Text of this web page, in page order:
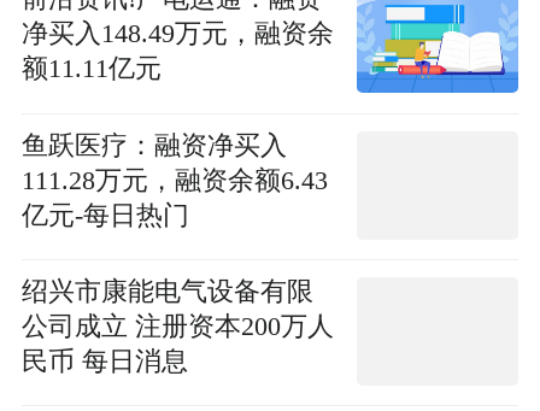
净买入148.49万元，融资余
额11.11亿元
鱼跃医疗：融资净买入
111.28万元，融资余额6.43
亿元-每日热门
绍兴市康能电气设备有限
公司成立 注册资本200万人
民币 每日消息